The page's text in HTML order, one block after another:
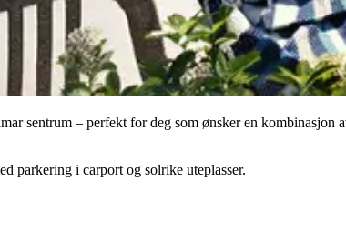
sentrum – perfekt for deg som ønsker en kombinasjon
parkering i carport og solrike uteplasser.